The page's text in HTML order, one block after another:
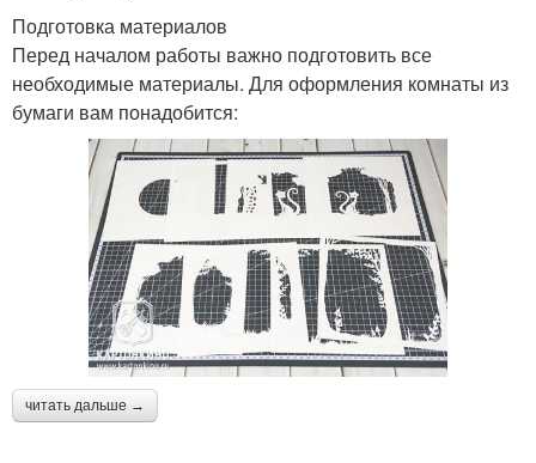
Подготовка материалов
Перед началом работы важно подготовить все
необходимые материалы. Для оформления комнаты из
бумаги вам понадобится:
читать дальше →